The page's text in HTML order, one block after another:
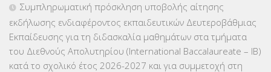
ΕΠΙΜΟΡΦΩΣΗ Τ.Π.Ε.(10)
ΕΥΡΩΠΑΪΚΑ ΠΡΟΓΡΑΜΜΑΤΑ(230)
Συμπληρωματική πρόσκληση υποβολής αίτησης
εκδήλωσης ενδιαφέροντος εκπαιδευτικών Δευτεροβάθμιας
Εκπαίδευσης για τη διδασκαλία μαθημάτων στα τμήματα
του Διεθνούς Απολυτηρίου (International Baccalaureate – IB)
κατά το σχολικό έτος 2026-2027 και για συμμετοχή στη